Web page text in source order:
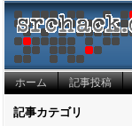
ホーム 記事投稿
記事カテゴリ